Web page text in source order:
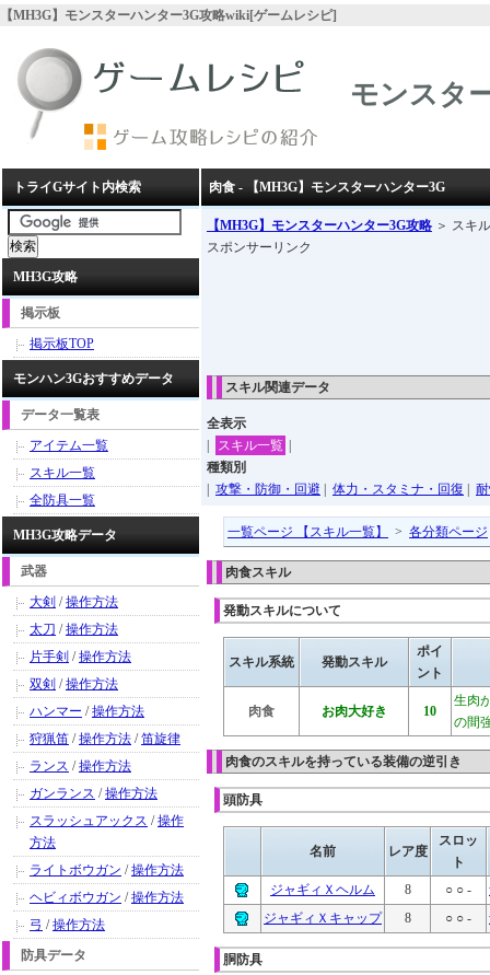
【MH3G】モンスターハンター3G攻略wiki[ゲームレシピ]
モンスタ
肉食 - 【MH3G】モンスターハンター3G
【MH3G】モンスターハンター3G攻略 ＞ スキ
スポンサーリンク
スキル関連データ
全表示
スキル一覧
種類別
攻撃・防御・回避 体力・スタミナ・回復
一覧ページ 【スキル一覧】 > 各分類ページ
肉食スキル
発動スキルについて
スキル系統 発動スキル
ポイ
ント
肉食 お肉大好き 10
生肉
の間
肉食のスキルを持っている装備の逆引き
頭防具
名前 レア度
スロッ
ト
ジャギィＸヘルム
8 ○ ○ -
ジャギィＸキャップ
8 ○ ○ -
胴防具
トライGサイト内検索
MH3G攻略
掲示板
掲示板TOP
モンハン3Gおすすめデータ
データ一覧表
アイテム一覧
スキル一覧
全防具一覧
MH3G攻略データ
武器
大剣 /操作方法
太刀 /操作方法
片手剣 /操作方法
双剣 /操作方法
ハンマー /操作方法
狩猟笛 /操作方法 /笛旋律
ランス /操作方法
ガンランス /操作方法
スラッシュアックス /操作
方法
ライトボウガン /操作方法
ヘビィボウガン /操作方法
弓 /操作方法
防具データ